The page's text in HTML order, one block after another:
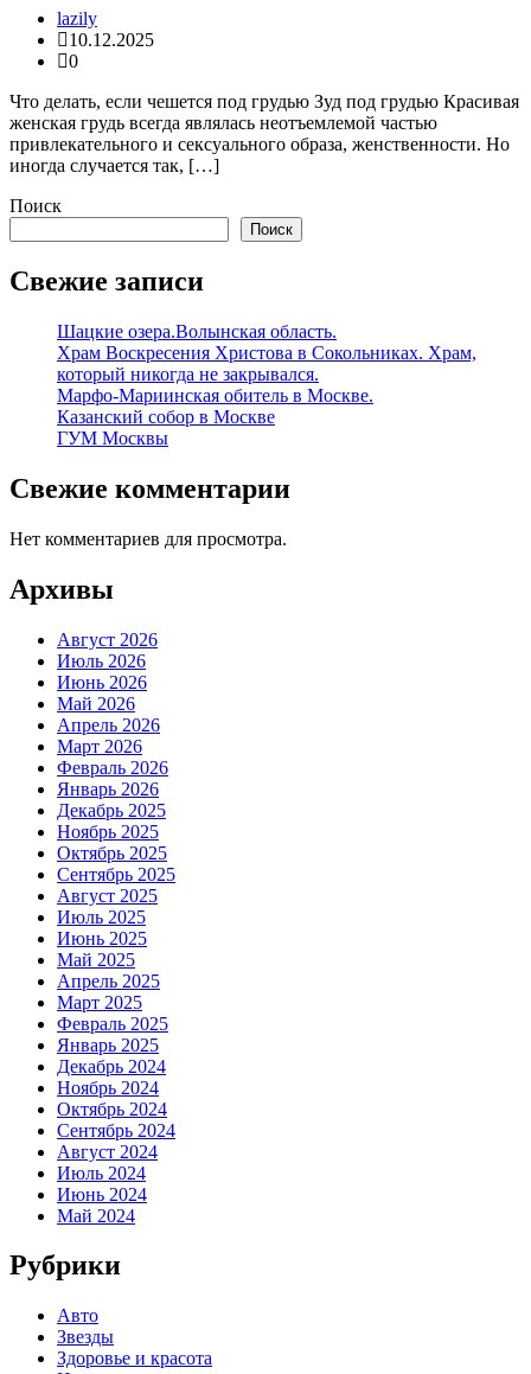
lazily
10.12.2025
0
Что делать, если чешется под грудью Зуд под грудью Красивая
женская грудь всегда являлась неотъемлемой частью
привлекательного и сексуального образа, женственности. Но
иногда случается так, […]
Поиск
Поиск
Свежие записи
Шацкие озера.Волынская область.
Храм Воскресения Христова в Сокольниках. Храм,
который никогда не закрывался.
Марфо-Мариинская обитель в Москве.
Казанский собор в Москве
ГУМ Москвы
Свежие комментарии
Нет комментариев для просмотра.
Архивы
Август 2026
Июль 2026
Июнь 2026
Май 2026
Апрель 2026
Март 2026
Февраль 2026
Январь 2026
Декабрь 2025
Ноябрь 2025
Октябрь 2025
Сентябрь 2025
Август 2025
Июль 2025
Июнь 2025
Май 2025
Апрель 2025
Март 2025
Февраль 2025
Январь 2025
Декабрь 2024
Ноябрь 2024
Октябрь 2024
Сентябрь 2024
Август 2024
Июль 2024
Июнь 2024
Май 2024
Рубрики
Авто
Звезды
Здоровье и красота